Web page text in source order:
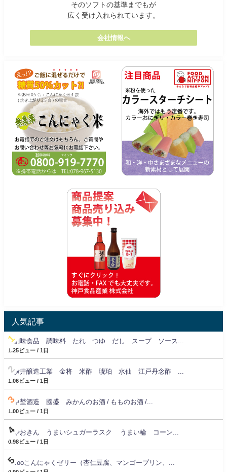
そのソフトの基準までもが
広く受け入れられています。
会社情報へ
人気記事
創味食品 調味料 たれ つゆ だし スープ ソース...
1.25ビュー / 1日
横井醸造工業 金将 米酢 琥珀 水仙 江戸丹念酢 ...
1.06ビュー / 1日
中埜酒造 國盛 みかんのお酒 / もものお酒 /...
1.00ビュー / 1日
やおきん うまいシュガーラスク うまい輪 コーン...
0.98ビュー / 1日
zooこんにゃくゼリー（杏仁豆腐、マンゴープリン、...